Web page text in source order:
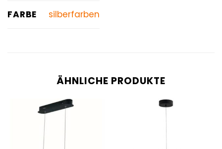
FARBE silberfarben
ÄHNLICHE PRODUKTE